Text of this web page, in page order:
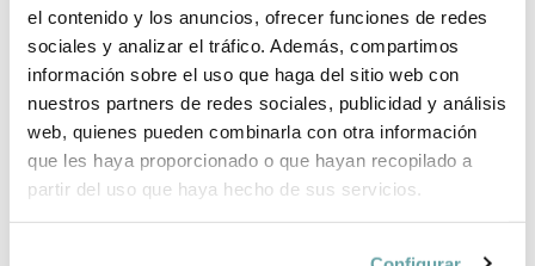
el contenido y los anuncios, ofrecer funciones de redes
sociales y analizar el tráfico. Además, compartimos
información sobre el uso que haga del sitio web con
nuestros partners de redes sociales, publicidad y análisis
web, quienes pueden combinarla con otra información
que les haya proporcionado o que hayan recopilado a
partir del uso que haya hecho de sus servicios.
INFORMACIÓ DE LA MARCA
COMPARTIR